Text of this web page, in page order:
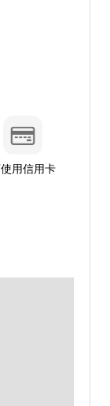
用信用卡